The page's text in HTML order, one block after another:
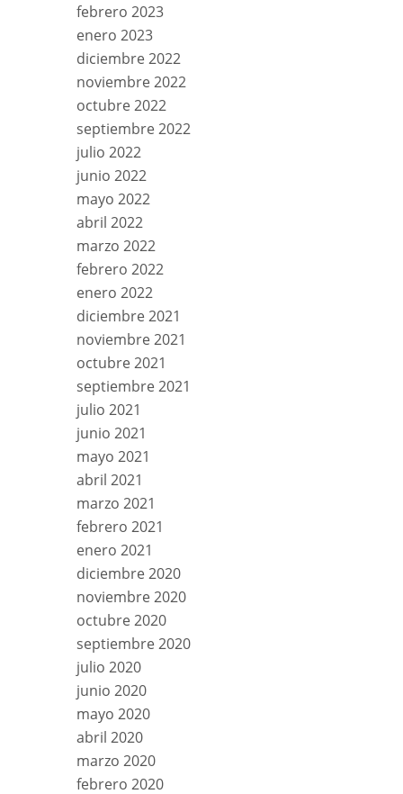
febrero 2023
enero 2023
diciembre 2022
noviembre 2022
octubre 2022
septiembre 2022
julio 2022
junio 2022
mayo 2022
abril 2022
marzo 2022
febrero 2022
enero 2022
diciembre 2021
noviembre 2021
octubre 2021
septiembre 2021
julio 2021
junio 2021
mayo 2021
abril 2021
marzo 2021
febrero 2021
enero 2021
diciembre 2020
noviembre 2020
octubre 2020
septiembre 2020
julio 2020
junio 2020
mayo 2020
abril 2020
marzo 2020
febrero 2020